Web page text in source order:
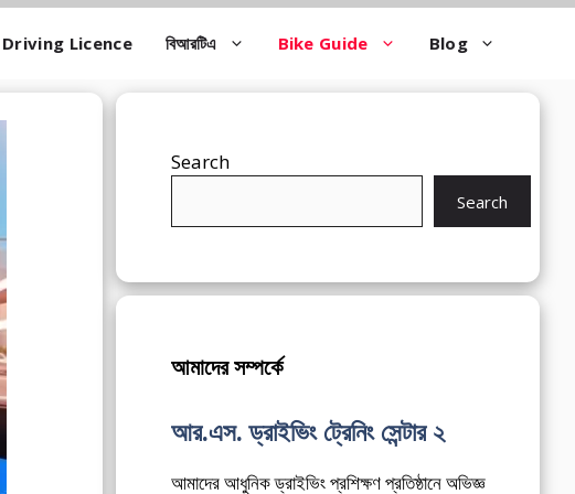
Driving Licence বিআরটিএ Bike Guide Blog
Search
Search
আমাদের সম্পর্কে
আর.এস. ড্রাইভিং ট্রেনিং সেন্টার ২
আমাদের আধুনিক ড্রাইভিং প্রশিক্ষণ প্রতিষ্ঠানে অভিজ্ঞ